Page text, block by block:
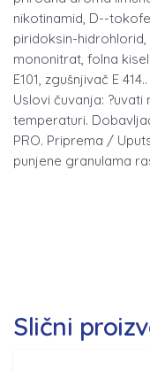
nikotinamid, D--
piridoksin-
mononitrat, folna
E101, zgušnjivač E
Uslovi čuvanja:
temperaturi.
PRO. Priprema /
punjene granulama
Slični